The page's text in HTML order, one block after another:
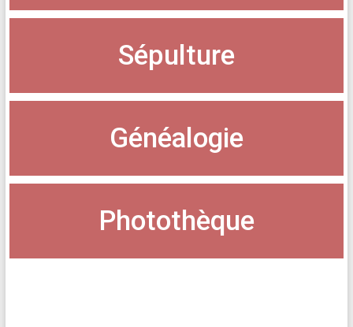
Sépulture
Généalogie
Photothèque